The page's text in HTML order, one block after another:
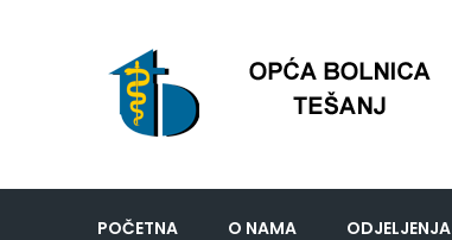
POČETNA O NAMA ODJELJENJA